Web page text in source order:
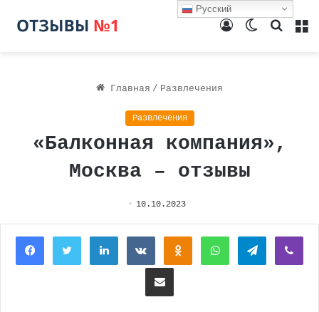
Поиск
Switch
Войти
Главная / Развлечения
Развлечения
«Балконная компания»,
Москва – отзывы
10.10.2023
FacebookTwitterLinkedInВконтактеОдноклассники
WhatsAppTelegram
Поделиться через электронную почту
Русский